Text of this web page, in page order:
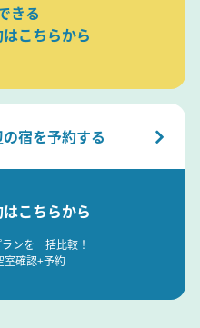
きる
こちらから
宿を予約する
こちらから
ンを一括比較！
室確認+予約